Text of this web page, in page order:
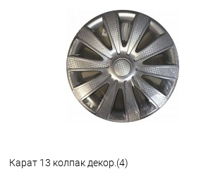
Купить в 1 клик Сравнение
В избранное В наличии
Карат 13 колпак декор.(4)